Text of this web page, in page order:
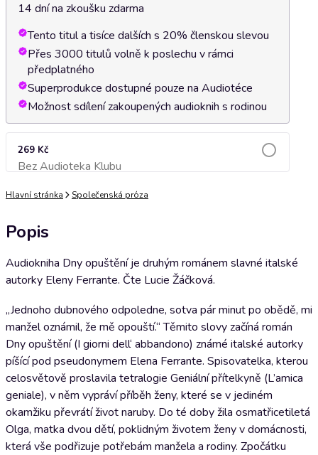
14 dní na zkoušku zdarma
Tento titul a tisíce dalších s 20% členskou slevou
Přes 3000 titulů volně k poslechu v rámci
předplatného
Superprodukce dostupné pouze na Audiotéce
Možnost sdílení zakoupených audioknih s rodinou
269 Kč
Bez Audioteka KlubuPřidat do košíku
Hlavní stránka Společenská próza
Popis
Audiokniha Dny opuštění je druhým románem slavné italské
autorky Eleny Ferrante. Čte Lucie Žáčková.
„Jednoho dubnového odpoledne, sotva pár minut po obědě, mi
manžel oznámil, že mě opouští.“ Těmito slovy začíná román
Dny opuštění (I giorni dell‘ abbandono) známé italské autorky
píšící pod pseudonymem Elena Ferrante. Spisovatelka, kterou
celosvětově proslavila tetralogie Geniální přítelkyně (L’amica
geniale), v něm vypráví příběh ženy, které se v jediném
okamžiku převrátí život naruby. Do té doby žila osmatřicetiletá
Olga, matka dvou dětí, poklidným životem ženy v domácnosti,
která vše podřizuje potřebám manžela a rodiny. Zpočátku